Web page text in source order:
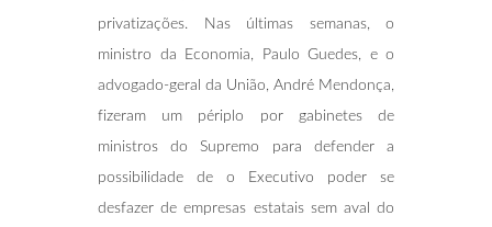
privatizações. Nas últimas semanas, o
ministro da Economia, Paulo Guedes, e o
advogado-geral da União, André Mendonça,
fizeram um périplo por gabinetes de
ministros do Supremo para defender a
possibilidade de o Executivo poder se
desfazer de empresas estatais sem aval do